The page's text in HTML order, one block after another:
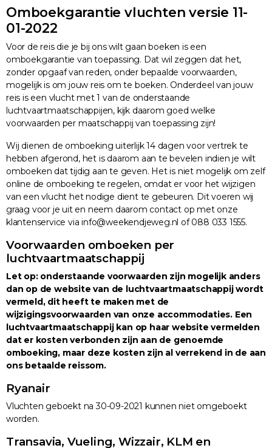
Omboekgarantie vluchten versie 11-
01-2022
Voor de reis die je bij ons wilt gaan boeken is een
omboekgarantie van toepassing. Dat wil zeggen dat het,
zonder opgaaf van reden, onder bepaalde voorwaarden,
mogelijk is om jouw reis om te boeken. Onderdeel van jouw
reis is een vlucht met 1 van de onderstaande
luchtvaartmaatschappijen, kijk daarom goed welke
voorwaarden per maatschappij van toepassing zijn!
Wij dienen de omboeking uiterlijk 14 dagen voor vertrek te
hebben afgerond, het is daarom aan te bevelen indien je wilt
omboeken dat tijdig aan te geven. Het is niet mogelijk om zelf
online de omboeking te regelen, omdat er voor het wijzigen
van een vlucht het nodige dient te gebeuren. Dit voeren wij
graag voor je uit en neem daarom contact op met onze
klantenservice via info@weekendjeweg.nl of 088 033 1555.
Voorwaarden omboeken per
luchtvaartmaatschappij
Let op: onderstaande voorwaarden zijn mogelijk anders
dan op de website van de luchtvaartmaatschappij wordt
vermeld, dit heeft te maken met de
wijzigingsvoorwaarden van onze accommodaties. Een
luchtvaartmaatschappij kan op haar website vermelden
dat er kosten verbonden zijn aan de genoemde
omboeking, maar deze kosten zijn al verrekend in de aan
ons betaalde reissom.
Ryanair
Vluchten geboekt na 30-09-2021 kunnen niet omgeboekt
worden.
Transavia, Vueling, Wizzair, KLM en